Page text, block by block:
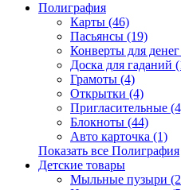
Полиграфия
Карты (46)
Пасьянсы (19)
Конверты для
Доска для гаданий
Грамоты (4)
Открытки (4)
Пригласительные
Блокноты (44)
Авто карточка (1)
Показать все Полиграфия
Детские товары
Мыльные пузыри